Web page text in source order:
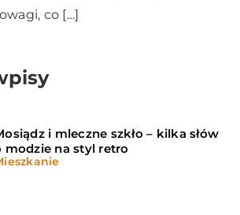
co […]
i mleczne szkło – kilka słów
modzie na styl retro